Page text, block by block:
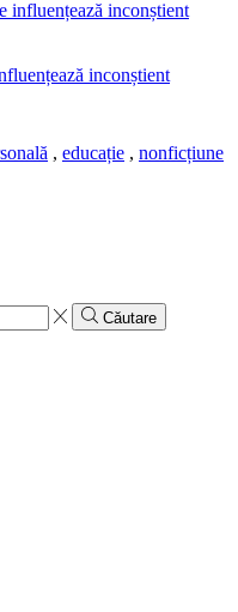
inconștient
, educație , nonficțiune
Căutare